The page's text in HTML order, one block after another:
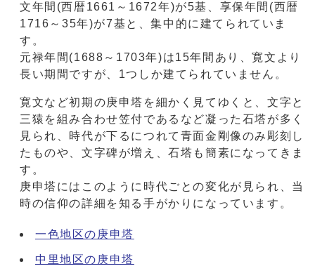
文年間(西暦1661～1672年)が5基、享保年間(西暦
1716～35年)が7基と、集中的に建てられていま
す。
元禄年間(1688～1703年)は15年間あり、寛文より
長い期間ですが、1つしか建てられていません。
寛文など初期の庚申塔を細かく見てゆくと、文字と
三猿を組み合わせ笠付であるなど凝った石塔が多く
見られ、時代が下るにつれて青面金剛像のみ彫刻し
たものや、文字碑が増え、石塔も簡素になってきま
す。
庚申塔にはこのように時代ごとの変化が見られ、当
時の信仰の詳細を知る手がかりになっています。
一色地区の庚申塔
中里地区の庚申塔